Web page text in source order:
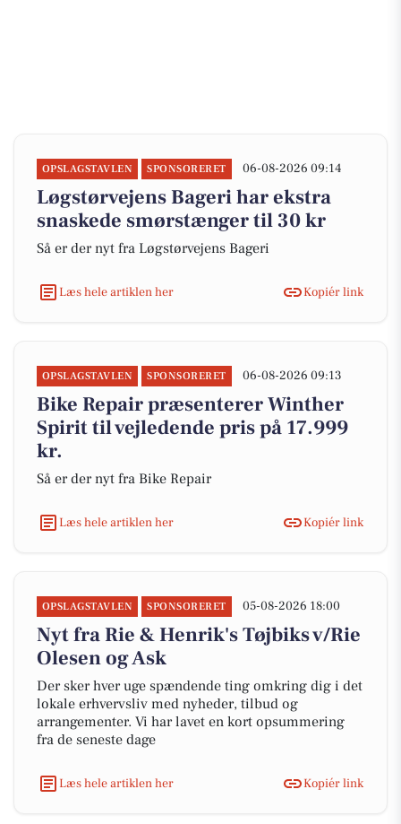
OPSLAGSTAVLEN SPONSORERET 06-08-2026 09:14
Løgstørvejens Bageri har ekstra
snaskede smørstænger til 30 kr
Så er der nyt fra Løgstørvejens Bageri
Læs hele artiklen her Kopiér link
OPSLAGSTAVLEN SPONSORERET 06-08-2026 09:13
Bike Repair præsenterer Winther
Spirit til vejledende pris på 17.999
kr.
Så er der nyt fra Bike Repair
Læs hele artiklen her Kopiér link
OPSLAGSTAVLEN SPONSORERET 05-08-2026 18:00
Nyt fra Rie & Henrik's Tøjbiks v/Rie
Olesen og Ask
Der sker hver uge spændende ting omkring dig i det
lokale erhvervsliv med nyheder, tilbud og
arrangementer. Vi har lavet en kort opsummering
fra de seneste dage
Læs hele artiklen her Kopiér link